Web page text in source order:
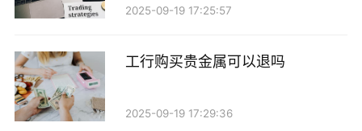
是基于市场价格的波动，也可能是金融机构设定的利
账户贵金属存定期的优势
1. 保值增值：贵金属历来被视为避险资产，尤其是
2025-09-19 17:25:57
工行购买贵金属可以退吗
2025-09-19 17:29:36